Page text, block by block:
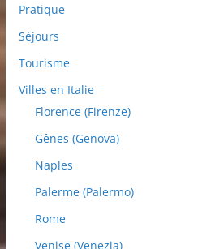
Pratique
Séjours
Tourisme
Villes en Italie
Florence (Firenze)
Gênes (Genova)
Naples
Palerme (Palermo)
Rome
Venise (Venezia)